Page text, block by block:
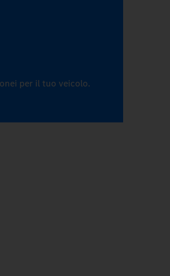
per il tuo veicolo.